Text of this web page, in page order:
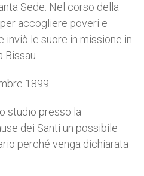
Sede. Nel corso della
accogliere poveri e
inviò le suore in missione in
Bissau.
1899.
studio presso la
dei Santi un possibile
perché venga dichiarata